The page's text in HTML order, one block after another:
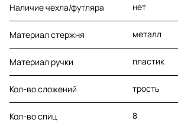
Наличие чехла/футляра нет
Материал стержня металл
Материал ручки пластик
Кол-во сложений трость
Кол-во спиц 8